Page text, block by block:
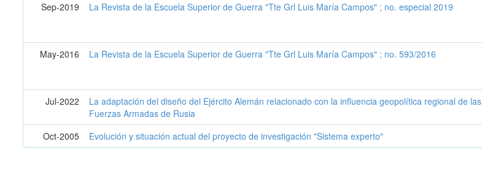
Sep-2019
La Revista de la Escuela Superior de Guerra "Tte Grl Luis María Campos" ; no. especial 2019
May-2016
La Revista de la Escuela Superior de Guerra "Tte Grl Luis María Campos" ; no. 593/2016
Jul-2022
La adaptación del diseño del Ejército Alemán relacionado con la influencia geopolítica regional de las
Fuerzas Armadas de Rusia
Oct-2005 Evolución y situación actual del proyecto de investigación "Sistema experto"